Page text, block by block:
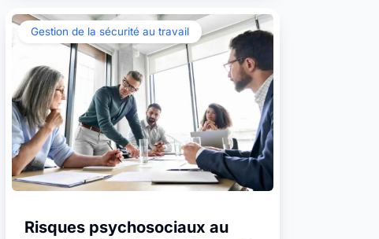
Gestion de la sécurité au travail
Risques psychosociaux au